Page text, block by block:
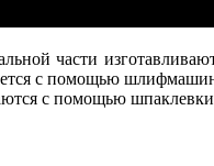
части
с помощью
с помощью